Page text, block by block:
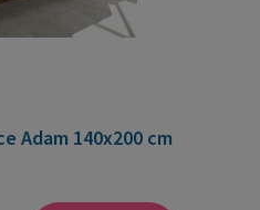
Adam 140x200 cm